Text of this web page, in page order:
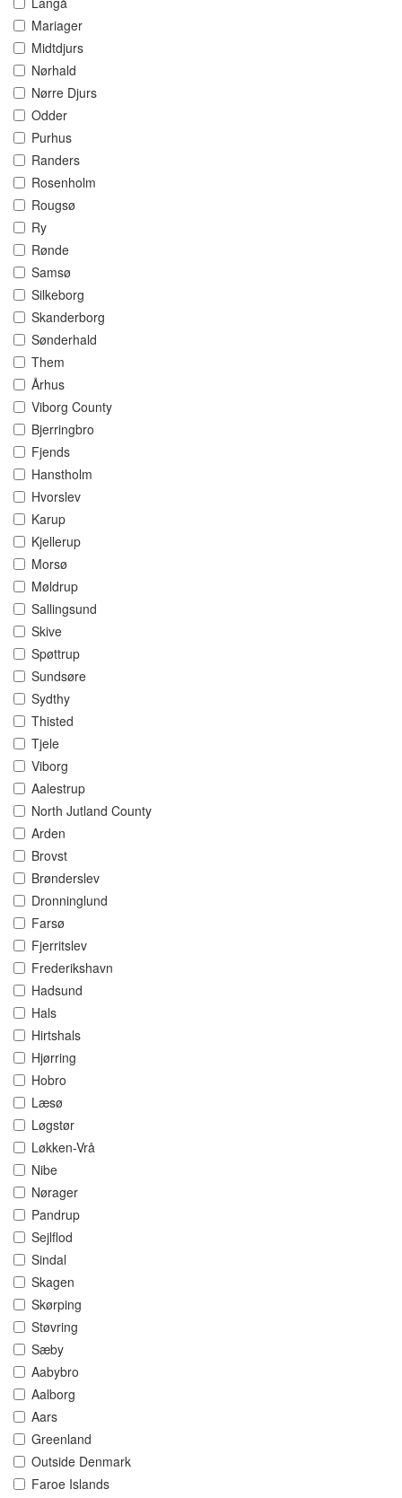
Mariager
Midtdjurs
Nørhald
Nørre Djurs
Odder
Purhus
Randers
Rosenholm
Rougsø
Ry
Rønde
Samsø
Silkeborg
Skanderborg
Sønderhald
Them
Århus
Viborg County
Bjerringbro
Fjends
Hanstholm
Hvorslev
Karup
Kjellerup
Morsø
Møldrup
Sallingsund
Skive
Spøttrup
Sundsøre
Sydthy
Thisted
Tjele
Viborg
Aalestrup
North Jutland County
Arden
Brovst
Brønderslev
Dronninglund
Farsø
Fjerritslev
Frederikshavn
Hadsund
Hals
Hirtshals
Hjørring
Hobro
Læsø
Løgstør
Løkken-Vrå
Nibe
Nørager
Pandrup
Sejlflod
Sindal
Skagen
Skørping
Støvring
Sæby
Aabybro
Aalborg
Aars
Greenland
Outside Denmark
Faroe Islands